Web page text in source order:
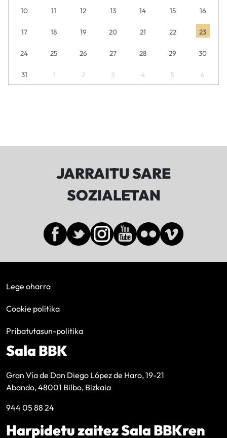
10 11 12 13 14 15 16
17 18 19 20 21 22 23
24 25 26 27 28 29 30
31 1 2 3 4 5 6
JARRAITU SARE
SOZIALETAN
Lege oharra
Cookie politika
Pribatutasun-politika
Sala BBK
Gran Vía de Don Diego López de Haro, 19-21
Abando, 48001 Bilbo, Bizkaia
944 05 88 24
Harpidetu zaitez Sala BBKren